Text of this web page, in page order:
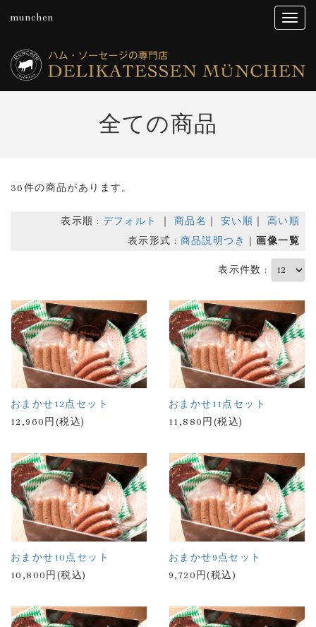
munchen
全ての商品
36件の商品があります。
表示順 : デフォルト 商品名 安い順
高い順
表示形式 : 商品説明つき 画像一覧
表示件数 :
おまかせ12点セット
12,960円(税込)
おまかせ11点セット
11,880円(税込)
おまかせ10点セット
10,800円(税込)
おまかせ9点セット
9,720円(税込)